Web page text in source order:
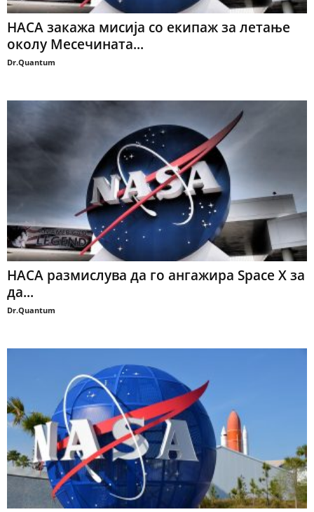
НАСА закажа мисија со екипаж за летање
околу Месечината...
Dr.Quantum
НАСА размислува да го ангажира Ѕpace Х за
да...
Dr.Quantum